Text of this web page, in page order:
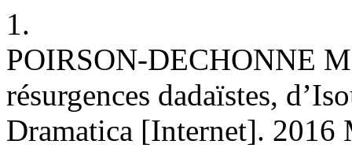
1.
POIRSON-DECHONNE
résurgences dadaïstes,
Dramatica [Internet]. 2016